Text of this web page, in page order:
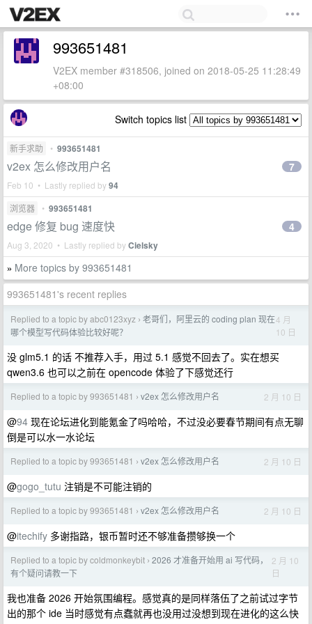
993651481
V2EX member #318506, joined on 2018-05-25 11:28:49
+08:00
Switch topics list
新手求助 • 993651481
v2ex 怎么修改用户名
Feb 10 • Lastly replied by94
7
浏览器 • 993651481
edge 修复 bug 速度快
Aug 3, 2020 • Lastly replied byCielsky
4
» More topics by 993651481
993651481's recent replies
Replied to a topic by abc0123xyz › 老哥们，阿里云的 coding plan 现在
哪个模型写代码体验比较好呢？
4 月
10 日
没 glm5.1 的话 不推荐入手，用过 5.1 感觉不回去了。实在想买
qwen3.6 也可以之前在 opencode 体验了下感觉还行
Replied to a topic by 993651481 › v2ex 怎么修改用户名 2 月 10 日
@94 现在论坛进化到能氪金了吗哈哈，不过没必要春节期间有点无聊
倒是可以水一水论坛
Replied to a topic by 993651481 › v2ex 怎么修改用户名 2 月 10 日
@gogo_tutu 注销是不可能注销的
Replied to a topic by 993651481 › v2ex 怎么修改用户名 2 月 10 日
@itechify 多谢指路，银币暂时还不够准备攒够换一个
Replied to a topic by coldmonkeybit › 2026 才准备开始用 ai 写代码，
有个疑问请教一下
2 月 10
日
我也准备 2026 开始氛围编程。感觉真的是同样落伍了之前试过字节
出的那个 ide 当时感觉有点蠢就再也没用过没想到现在进化的这么快